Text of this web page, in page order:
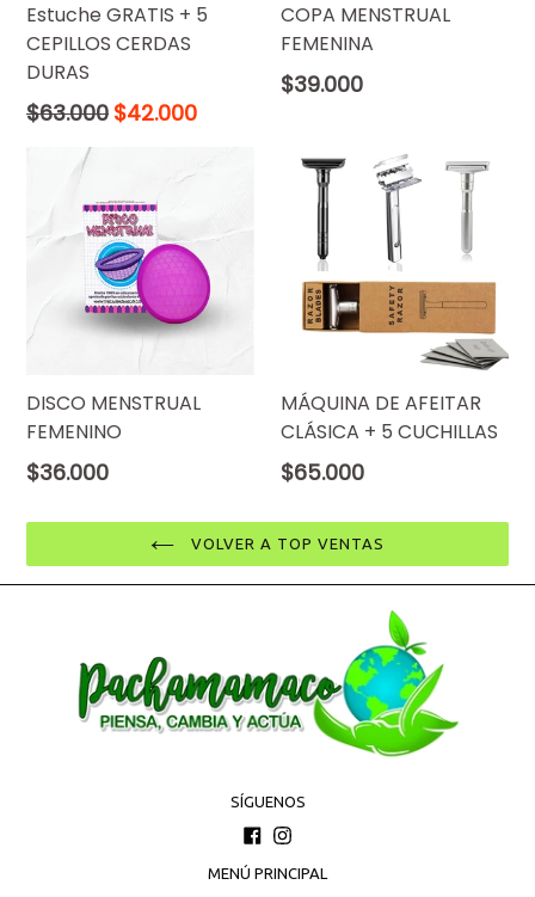
Estuche GRATIS + 5
CEPILLOS CERDAS
DURAS
Precio
$63.000 $42.000
COPA MENSTRUAL
FEMENINA
Precio
$39.000
DISCO MENSTRUAL
FEMENINO
Precio
$36.000
MÁQUINA DE AFEITAR
CLÁSICA + 5 CUCHILLAS
Precio
$65.000
VOLVER A TOP VENTAS
SÍGUENOS
Facebook
Instagram
MENÚ PRINCIPAL